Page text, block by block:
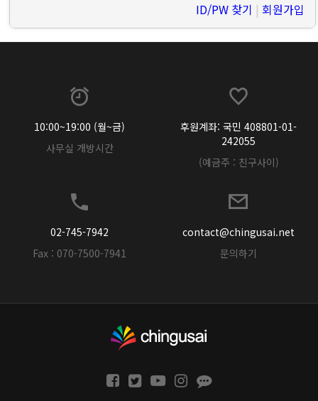
ID/PW 찾기 | 회원가입
10:00~19:00 (월~금)
사무실 개방시간
후원계좌: 국민 408801-01-
242055
(예금주 : 친구사이)
02-745-7942
Fax : 070-7500-7941
contact@chingusai.net
문의하기